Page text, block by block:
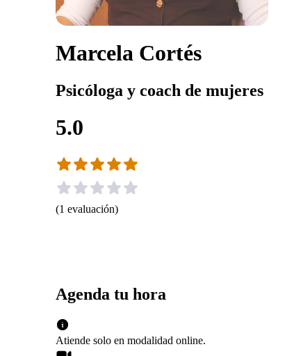
Marcela Cortés
Psicóloga y coach de mujeres
5.0
(1 evaluación)
Agenda tu hora
Atiende solo en modalidad online.